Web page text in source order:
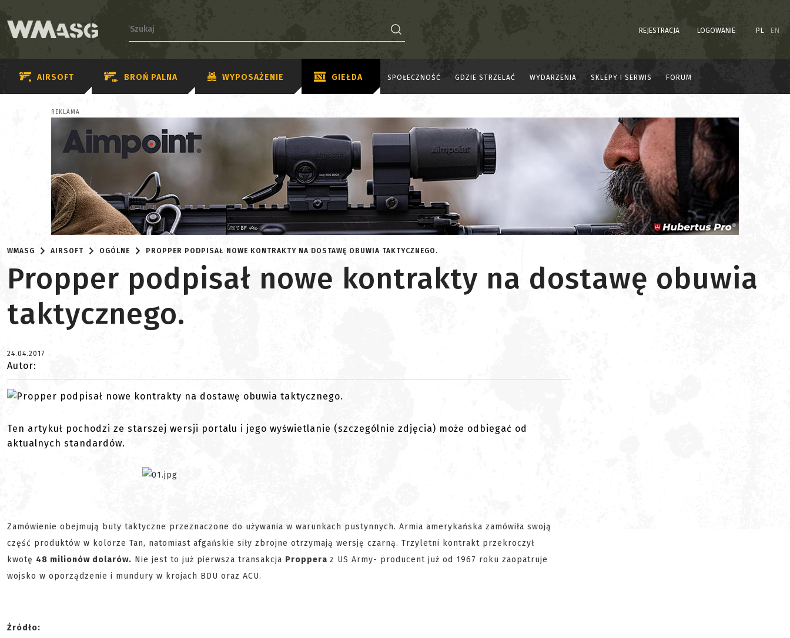
REJESTRACJA LOGOWANIE PL EN
AIRSOFT BROŃ PALNA WYPOSAŻENIE GIEŁDA SPOŁECZNOŚĆ GDZIE STRZELAĆ WYDARZENIA SKLEPY I SERWIS FORUM
REKLAMA
WMASG AIRSOFT OGÓLNE PROPPER PODPISAŁ NOWE KONTRAKTY NA DOSTAWĘ OBUWIA TAKTYCZNEGO.
Propper podpisał nowe kontrakty na dostawę obuwia
taktycznego.
24.04.2017
Autor:
Ten artykuł pochodzi ze starszej wersji portalu i jego wyświetlanie (szczególnie zdjęcia) może odbiegać od
aktualnych standardów.
Zamówienie obejmują buty taktyczne przeznaczone do używania w warunkach pustynnych. Armia amerykańska zamówiła swoją
część produktów w kolorze Tan, natomiast afgańskie siły zbrojne otrzymają wersję czarną. Trzyletni kontrakt przekroczył
kwotę 48 milionów dolarów. Nie jest to już pierwsza transakcja Proppera z US Army- producent już od 1967 roku zaopatruje
wojsko w oporządzenie i mundury w krojach BDU oraz ACU.
Źródło: